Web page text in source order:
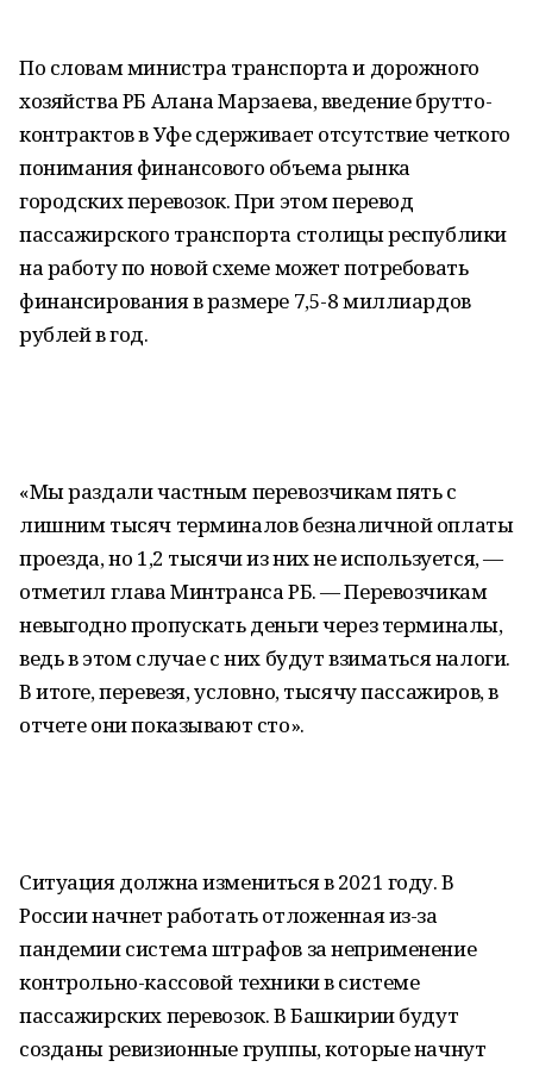
По словам министра транспорта и дорожного
хозяйства РБ Алана Марзаева, введение брутто-
контрактов в Уфе сдерживает отсутствие четкого
понимания финансового объема рынка
городских перевозок. При этом перевод
пассажирского транспорта столицы республики
на работу по новой схеме может потребовать
финансирования в размере 7,5-8 миллиардов
рублей в год.
«Мы раздали частным перевозчикам пять с
лишним тысяч терминалов безналичной оплаты
проезда, но 1,2 тысячи из них не используется, —
отметил глава Минтранса РБ. — Перевозчикам
невыгодно пропускать деньги через терминалы,
ведь в этом случае с них будут взиматься налоги.
В итоге, перевезя, условно, тысячу пассажиров, в
отчете они показывают сто».
Ситуация должна измениться в 2021 году. В
России начнет работать отложенная из-за
пандемии система штрафов за неприменение
контрольно-кассовой техники в системе
пассажирских перевозок. В Башкирии будут
созданы ревизионные группы, которые начнут